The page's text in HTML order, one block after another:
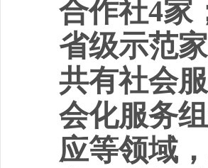
合作社4家
省级示范
共有社会
会化服务
应等领域